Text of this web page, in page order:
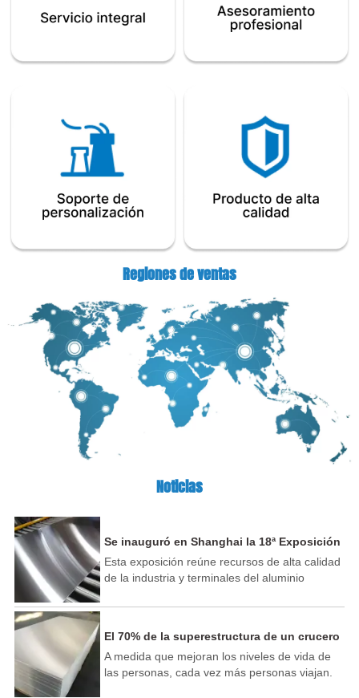
Regiones de ventas
Noticias
Se inauguró en Shanghai la 18ª Exposición
Internacional de la Industria del Aluminio
de China.
Esta exposición reúne recursos de alta calidad
de la industria y terminales del aluminio
líderes de la industria del aluminio y recién
tecnologías, nuevos productos y nuevas
aplicaciones en la industria del aluminio.
industria y más de 100 nuevos participantes
El 70% de la superestructura de un crucero
se puede fabricar con aluminio
A medida que mejoran los niveles de vida de
las personas, cada vez más personas viajan.